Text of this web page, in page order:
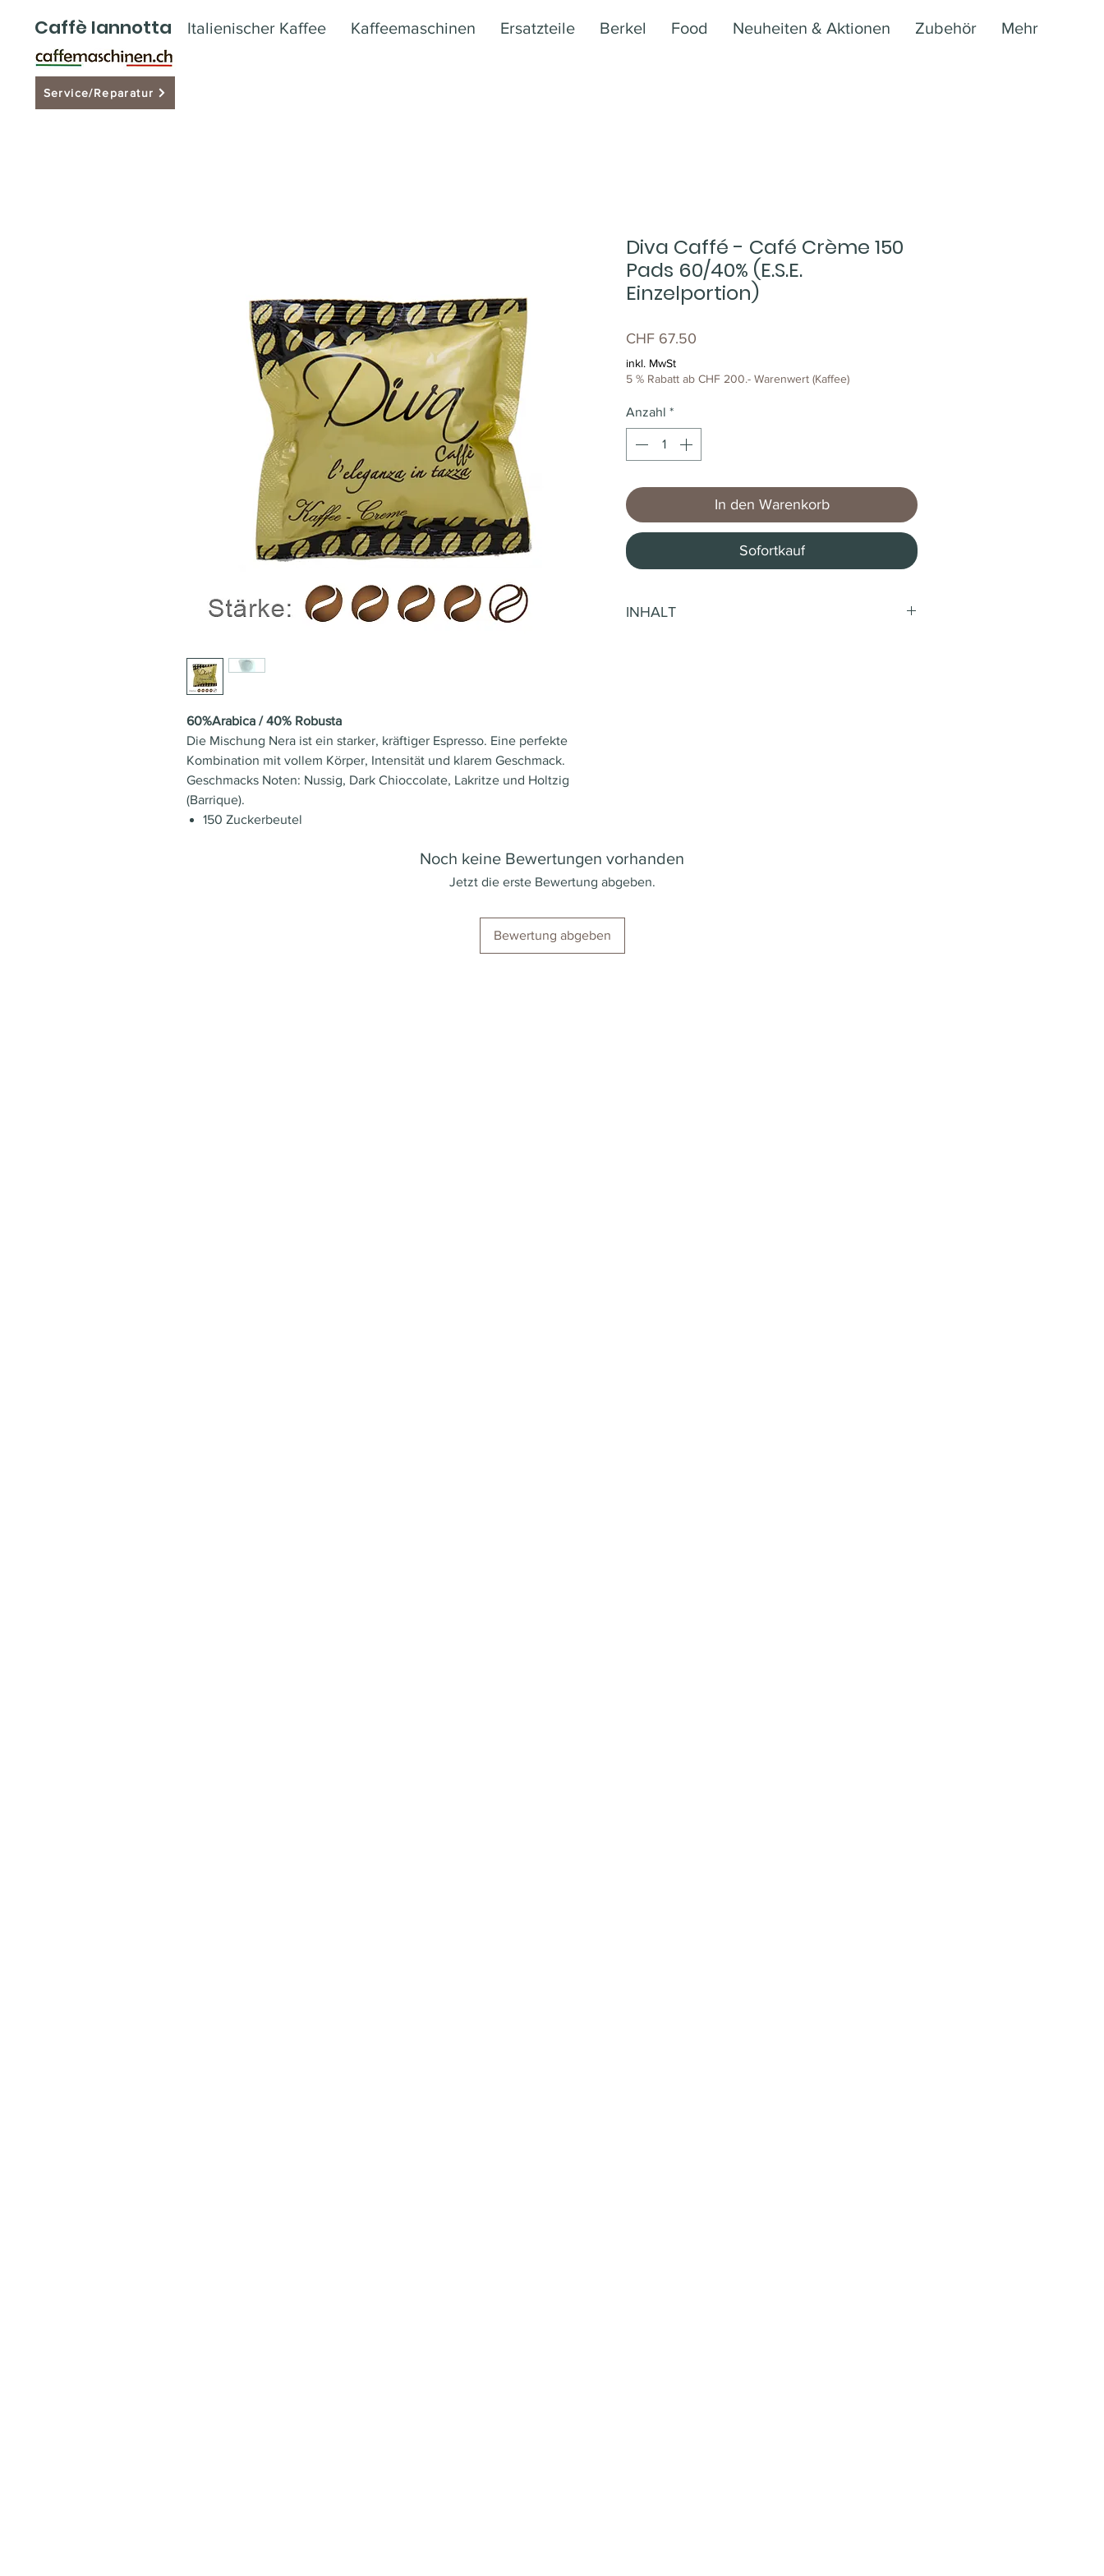
Caffè Iannotta Italienischer Kaffee Kaffeemaschinen Ersatzteile Berkel Food Neuheiten & Aktionen Zubehör Mehr
Service/Reparatur
60%Arabica / 40% Robusta
Die Mischung Nera ist ein starker, kräftiger Espresso. Eine perfekte
Kombination mit vollem Körper, Intensität und klarem Geschmack.
Geschmacks Noten: Nussig, Dark Chioccolate, Lakritze und Holtzig
(Barrique).
150 Zuckerbeutel
Diva Caffé - Café Crème 150
Pads 60/40% (E.S.E.
Einzelportion)
CHF 67.50
inkl. MwSt
5 % Rabatt ab CHF 200.- Warenwert (Kaffee)
Anzahl *
In den Warenkorb
Sofortkauf
INHALT
Noch keine Bewertungen vorhanden
Jetzt die erste Bewertung abgeben.
Bewertung abgeben